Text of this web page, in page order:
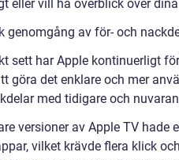
eller vill ha överblick över
genomgång av för- och
sett har Apple kontinuerligt
göra det enklare och mer
med tidigare och
versioner av Apple TV hade
vilket krävde flera klick